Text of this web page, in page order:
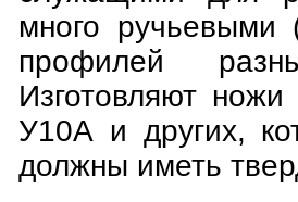
много
профилей
Изготовляют
У10А и других,
должны иметь